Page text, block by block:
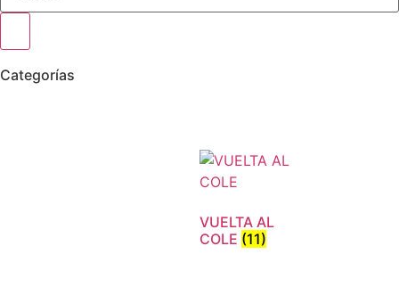
Categorías
VUELTA AL
COLE (11)